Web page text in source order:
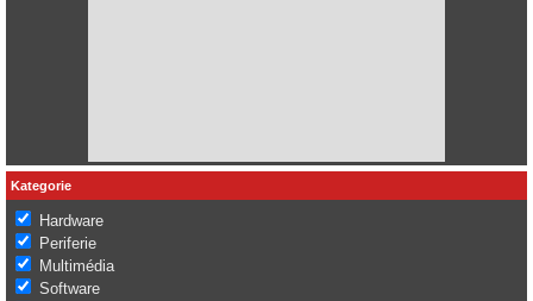
Kategorie
Hardware
Periferie
Multimédia
Software